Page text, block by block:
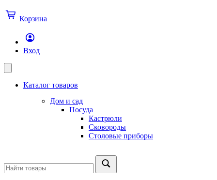
Корзина
Вход
Каталог товаров
Дом и сад
Посуда
Кастрюли
Сковороды
Столовые приборы